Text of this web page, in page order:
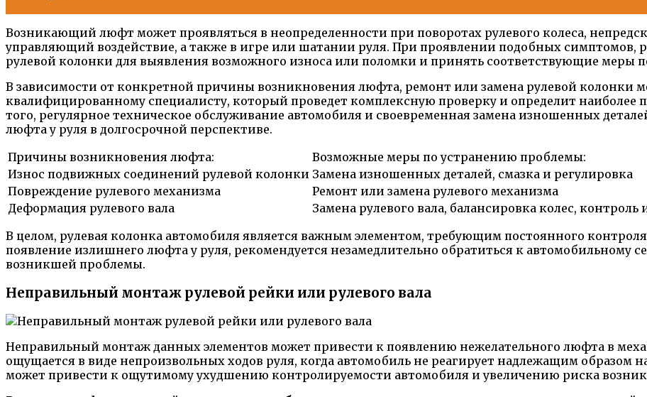
Возникающий люфт может проявляться в неопределенности при поворотах рулевого колеса,
управляющий воздействие, а также в игре или шатании руля. При проявлении подобных симптомов,
рулевой колонки для выявления возможного износа или поломки и принять соответствующие меры
В зависимости от конкретной причины возникновения люфта, ремонт или замена рулевой колонки
квалифицированному специалисту, который проведет комплексную проверку и определит наиболее
того, регулярное техническое обслуживание автомобиля и своевременная замена изношенных
люфта у руля в долгосрочной перспективе.
Причины возникновения люфта:
Возможные меры по устранению проблемы:
Износ подвижных соединений рулевой колонки Замена изношенных деталей, смазка и регулировка
Повреждение рулевого механизма
Ремонт или замена рулевого механизма
Деформация рулевого вала
Замена рулевого вала, балансировка колес, контроль
В целом, рулевая колонка автомобиля является важным элементом, требующим постоянного
появление излишнего люфта у руля, рекомендуется незамедлительно обратиться к автомобильному
возникшей проблемы.
Неправильный монтаж рулевой рейки или рулевого вала
Неправильный монтаж данных элементов может привести к появлению нежелательного люфта в
ощущается в виде непроизвольных ходов руля, когда автомобиль не реагирует надлежащим образом
может привести к ощутимому ухудшению контролируемости автомобиля и увеличению риска